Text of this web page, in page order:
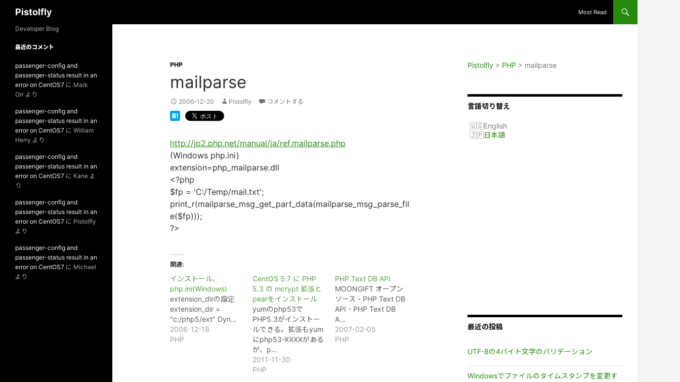
Pistolfly Most Read
PHP
mailparse
2006-12-20 Pistolfly コメントする
http://jp2.php.net/manual/ja/ref.mailparse.php
(Windows php.ini)
extension=php_mailparse.dll
<?php
$fp = 'C:/Temp/mail.txt';
print_r(mailparse_msg_get_part_data(mailparse_msg_parse_fil
e($fp)));
?>
関連
インストール、
php.ini(Windows)
extension_dirの設定
extension_dir =
"c:/php5/ext" Dyn…
2006-12-18
PHP
CentOS 5.7 に PHP
5.3 の mcrypt 拡張と
pearをインストール
yumのphp53で
PHP5.3がインストー
ルできる。拡張もyum
にphp53-XXXXがある
が、p…
2011-11-30
PHP
PHP Text DB API
MOONGIFT オープン
ソース - PHP Text DB
API - PHP Text DB
A…
2007-02-05
PHP
Pistolfly > PHP > mailparse
言語切り替え
English
日本語
最近の投稿
UTF-8の4バイト文字のバリデーション
Windowsでファイルのタイムスタンプを変更す
Developer Blog
最近のコメント
passenger-config and
passenger-status result in an
error on CentOS7 に Mark
Orr より
passenger-config and
passenger-status result in an
error on CentOS7 に William
Herry より
passenger-config and
passenger-status result in an
error on CentOS7 に Kane よ
り
passenger-config and
passenger-status result in an
error on CentOS7 に Pistolfly
より
passenger-config and
passenger-status result in an
error on CentOS7 に Michael
より